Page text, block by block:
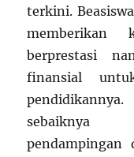
terkini.
memberikan
berprestasi
finansial
sebaiknya
pendampingan